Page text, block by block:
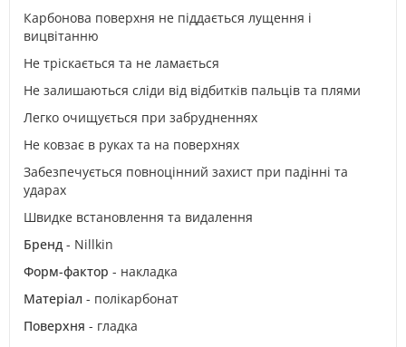
Карбонова поверхня не піддається лущення і
вицвітанню
Не тріскається та не ламається
Не залишаються сліди від відбитків пальців та плями
Легко очищується при забрудненнях
Не ковзає в руках та на поверхнях
Забезпечується повноцінний захист при падінні та
ударах
Швидке встановлення та видалення
Бренд - Nillkin
Форм-фактор - накладка
Матеріал - полікарбонат
Поверхня - гладка